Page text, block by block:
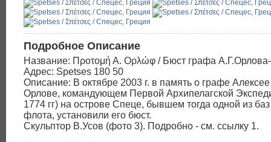
Подробное Описание
Название: Προτομή Α. Ορλώφ / Бюст графа
Адрес: Spetses 180 50
Описание: В октябре 2003 г. в память о графе
Орлове, командующем Первой Архипелагской
1774 гг) на острове Спеце, бывшем тогда одной из баз
флота, установили его бюст.
Скульптор В.Усов (фото 3). Подробно - см. ссылку 1.